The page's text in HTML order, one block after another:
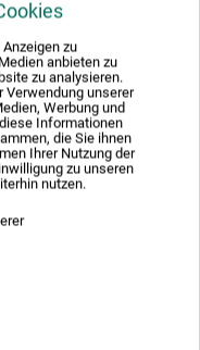
zu
anbieten zu
zu analysieren.
Verwendung unserer
Werbung und
Informationen
die Sie ihnen
Ihrer Nutzung der
zu unseren
nutzen.
auch